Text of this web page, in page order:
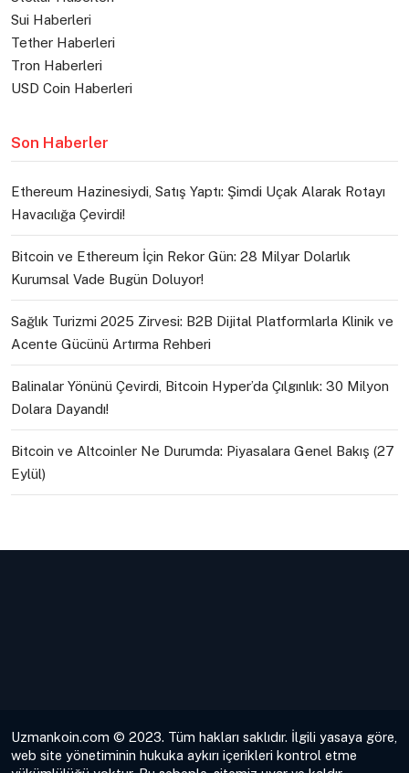
Sui Haberleri
Tether Haberleri
Tron Haberleri
USD Coin Haberleri
Son Haberler
Ethereum Hazinesiydi, Satış Yaptı: Şimdi Uçak Alarak Rotayı
Havacılığa Çevirdi!
Bitcoin ve Ethereum İçin Rekor Gün: 28 Milyar Dolarlık
Kurumsal Vade Bugün Doluyor!
Sağlık Turizmi 2025 Zirvesi: B2B Dijital Platformlarla Klinik ve
Acente Gücünü Artırma Rehberi
Balinalar Yönünü Çevirdi, Bitcoin Hyper’da Çılgınlık: 30 Milyon
Dolara Dayandı!
Bitcoin ve Altcoinler Ne Durumda: Piyasalara Genel Bakış (27
Eylül)
Uzmankoin.com © 2023. Tüm hakları saklıdır. İlgili yasaya göre,
web site yönetiminin hukuka aykırı içerikleri kontrol etme